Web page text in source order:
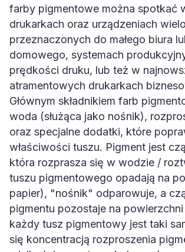
farby pigmentowe można spotkać
drukarkach oraz urządzeniach
przeznaczonych do małego biura
domowego, systemach
prędkości druku, lub też w
atramentowych drukarkach
Głównym składnikiem farb
woda (służąca jako nośnik),
oraz specjalne dodatki, które
właściwości tuszu. Pigment jest
która rozprasza się w wodzie /
tuszu pigmentowego opadają na
papier), "nośnik" odparowuje, a
pigmentu pozostaje na
każdy tusz pigmentowy jest taki
się koncentracją rozproszenia